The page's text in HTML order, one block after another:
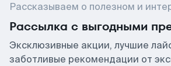
Рассказываем о полезном и
Рассылка с выгодными
Эксклюзивные акции, лучшие
заботливые рекомендации от